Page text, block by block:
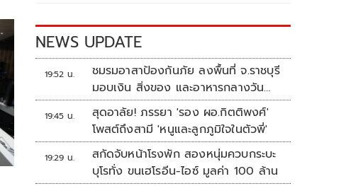
NEWS UPDATE
19:52 น.
ชมรมอาสาป้องกันภัย ลงพื้นที่ จ.ราชบุรี
มอบเงิน สิ่งของ และอาหารกลางวัน
แก่โรงเรียนบ้านหนองน้ำใส
19:45 น.
สุดอาลัย! ภรรยา 'รอง ผอ.กิตติพงศ์'
โพสต์ถึงสามี 'หนูและลูกภูมิใจในตัวพี่'
19:29 น.
สกัดจับหน้าโรงพัก สองหนุ่มควบกระบะ
บุโรทั่ง ขนเฮโรอีน-ไอซ์ มูลค่า 100 ล้าน